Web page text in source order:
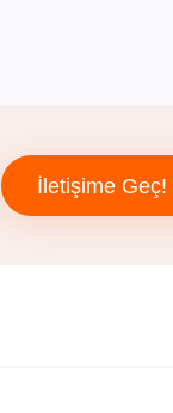
İletişime Geç!